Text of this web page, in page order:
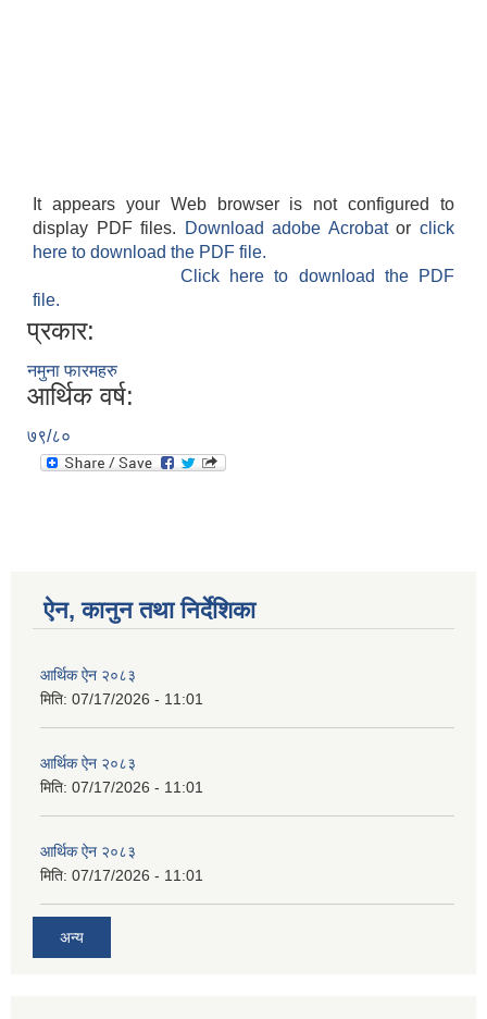
It appears your Web browser is not configured to
display PDF files.
Download adobe Acrobatorclick
here to download the PDF file.
Click here to download the PDF
file.
प्रकार:
नमुना फारमहरु
आर्थिक वर्ष:
७९/८०
ऐन, कानुन तथा निर्देशिका
आर्थिक ऐन २०८३
मिति: 07/17/2026 - 11:01
आर्थिक ऐन २०८३
मिति: 07/17/2026 - 11:01
आर्थिक ऐन २०८३
मिति: 07/17/2026 - 11:01
अन्य